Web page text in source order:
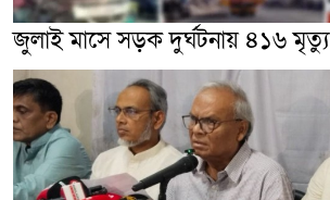
জুলাই মাসে সড়ক দুর্ঘটনায় ৪১৬ মৃত্যু